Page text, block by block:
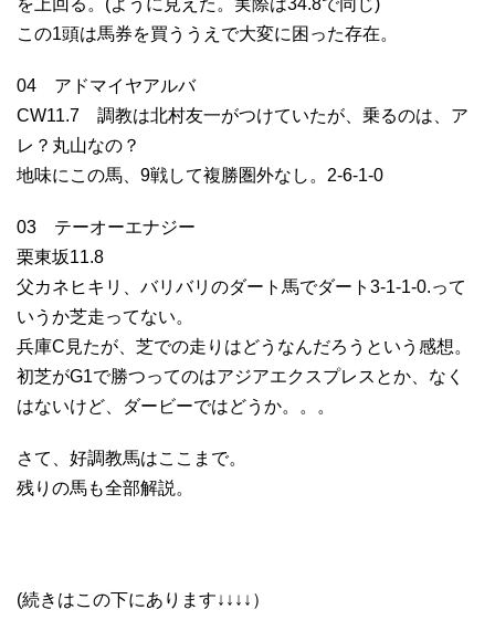
この1頭は馬券を買ううえで大変に困った存在。
04 アドマイヤアルバ
CW11.7 調教は北村友一がつけていたが、乗るのは、ア
レ？丸山なの？
地味にこの馬、9戦して複勝圏外なし。2-6-1-0
03 テーオーエナジー
栗東坂11.8
父カネヒキリ、バリバリのダート馬でダート3-1-1-0.って
いうか芝走ってない。
兵庫C見たが、芝での走りはどうなんだろうという感想。
初芝がG1で勝つってのはアジアエクスプレスとか、なく
はないけど、ダービーではどうか。。。
さて、好調教馬はここまで。
残りの馬も全部解説。
(続きはこの下にあります↓↓↓↓）